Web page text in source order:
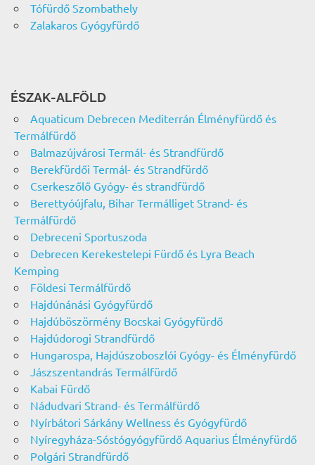
Tófürdő Szombathely
Zalakaros Gyógyfürdő
ÉSZAK-ALFÖLD
Aquaticum Debrecen Mediterrán Élményfürdő és
Termálfürdő
Balmazújvárosi Termál- és Strandfürdő
Berekfürdői Termál- és Strandfürdő
Cserkeszőlő Gyógy- és strandfürdő
Berettyóújfalu, Bihar Termálliget Strand- és
Termálfürdő
Debreceni Sportuszoda
Debrecen Kerekestelepi Fürdő és Lyra Beach
Kemping
Földesi Termálfürdő
Hajdúnánási Gyógyfürdő
Hajdúböszörmény Bocskai Gyógyfürdő
Hajdúdorogi Strandfürdő
Hungarospa, Hajdúszoboszlói Gyógy- és Élményfürdő
Jászszentandrás Termálfürdő
Kabai Fürdő
Nádudvari Strand- és Termálfürdő
Nyírbátori Sárkány Wellness és Gyógyfürdő
Nyíregyháza-Sóstógyógyfürdő Aquarius Élményfürdő
Polgári Strandfürdő